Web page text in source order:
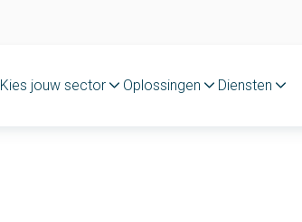
Kies jouw sector Oplossingen Diensten